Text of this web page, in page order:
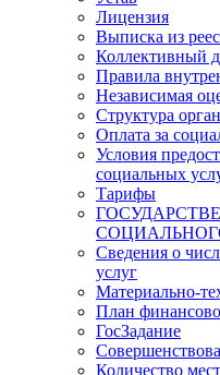
Лицензия
Выписка из
Коллективный
Правила
Независимая
Структура
Оплата за
Условия
социальных
Тарифы
Сведения о
услуг
Материально-
План
ГосЗадание
Количество